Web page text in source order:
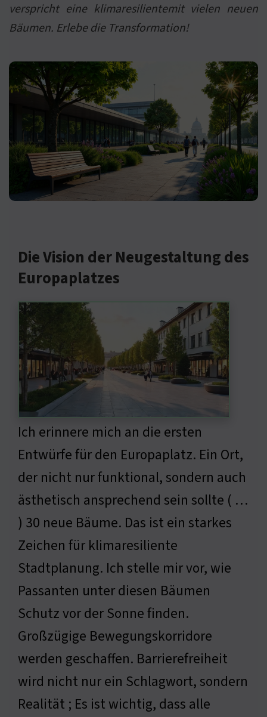
verspricht eine klimaresilientemit vielen neuen
Bäumen. Erlebe die Transformation!
Die Vision der Neugestaltung des
Europaplatzes
Ich erinnere mich an die ersten
Entwürfe für den Europaplatz. Ein Ort,
der nicht nur funktional, sondern auch
ästhetisch ansprechend sein sollte ( …
) 30 neue Bäume. Das ist ein starkes
Zeichen für klimaresiliente
Stadtplanung. Ich stelle mir vor, wie
Passanten unter diesen Bäumen
Schutz vor der Sonne finden.
Großzügige Bewegungskorridore
werden geschaffen. Barrierefreiheit
wird nicht nur ein Schlagwort, sondern
Realität ; Es ist wichtig, dass alle